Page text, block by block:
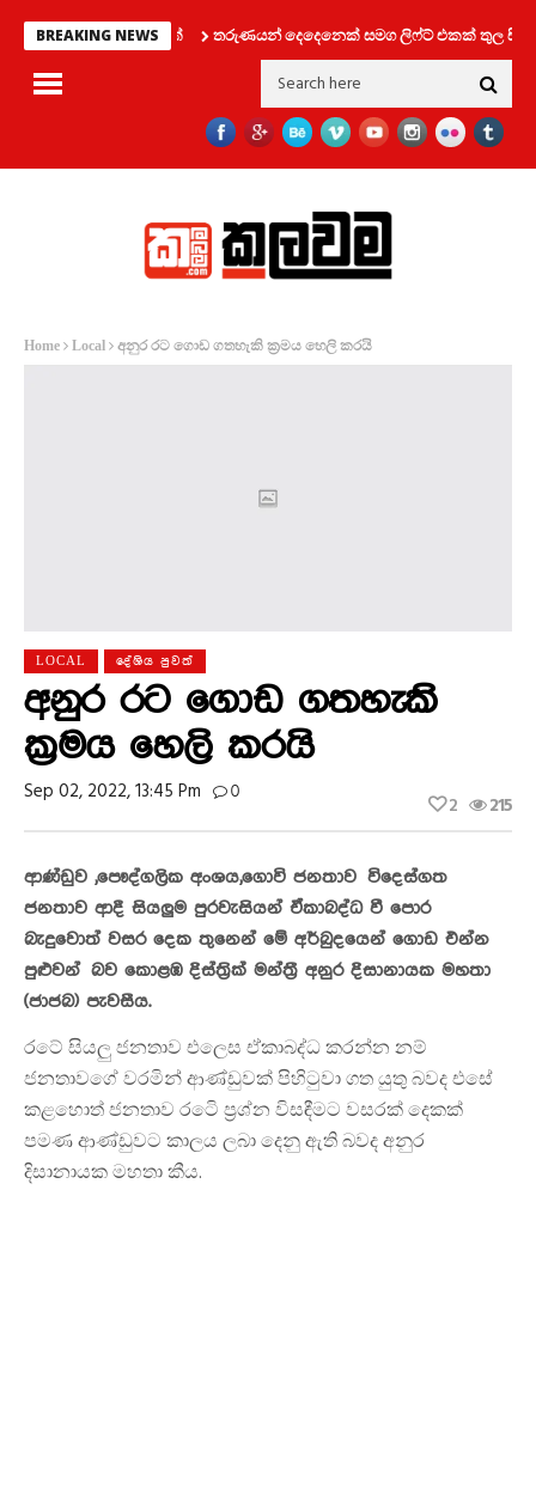
BREAKING NEWS තරුණයන් දෙදෙනෙක් සමග ලිෆ්ට් එකක් තුල සිර වූ
Home Local අනුර රට ගොඩ ගතහැකි ක්‍රමය හෙලි කරයි
LOCAL දේශිය පුවත්
අනුර රට ගොඩ ගතහැකි
ක්‍රමය හෙලි කරයි
Sep 02, 2022, 13:45 Pm 0 215
2
ආණ්ඩුව ,පෞද්ගලික අංශය,ගොවි ජනතාව විදෙස්ගත
ජනතාව ආදී සියලුම පුරවැසියන් ඒකාබද්ධ වී පොර
බැදුවොත් වසර දෙක තුනෙන් මේ අර්බුදයෙන් ගොඩ එන්න
පුළුවන් බව කොළඹ දිස්ත්‍රික් මන්ත්‍රී අනුර දිසානායක මහතා
(ජාජබ) පැවසීය.
රටේ සියලු ජනතාව එලෙස ඒකාබද්ධ කරන්න නම්
ජනතාවගේ වරමින් ආණ්ඩුවක් පිහිටුවා ගත යුතු බවද එසේ
කළහොත් ජනතාව රටෙි ප්‍රශ්න විසඳීමට වසරක් දෙකක්
පමණ ආණ්ඩුවට කාලය ලබා දෙනු ඇති බවද අනුර
දිසානායක මහතා කීය.